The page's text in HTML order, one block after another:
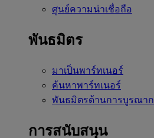
ศูนย์ความน่าเชื่อถือ
พันธมิตร
มาเป็นพาร์ทเนอร์
ค้นหาพาร์ทเนอร์
พันธมิตรด้านการบูรณาก
การสนับสนุน